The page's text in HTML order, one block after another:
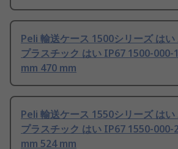
Peli 輸送ケース 1500シリーズ は
プラスチック はい IP67 1500-000-
mm 470 mm
Peli 輸送ケース 1550シリーズ は
プラスチック はい IP67 1550-000-
mm 524 mm